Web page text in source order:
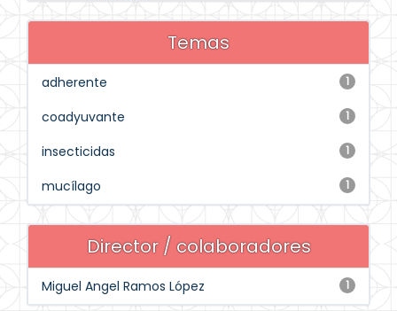
Temas
1
adherente
1
coadyuvante
1
insecticidas
1
mucílago
Director / colaboradores
1
Miguel Angel Ramos López